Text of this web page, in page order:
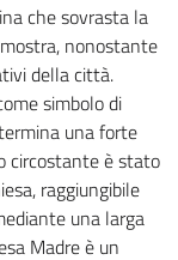
che sovrasta la
nonostante
della città.
simbolo di
una forte
circostante è stato
raggiungibile
una larga
Madre è un